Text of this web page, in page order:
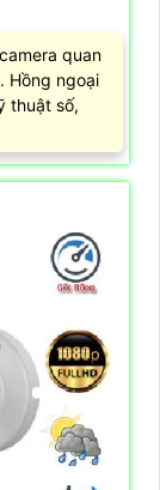
quan
Hồng ngoại
thuật số,